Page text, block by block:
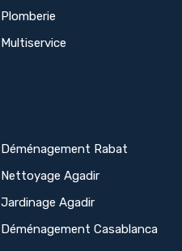
Plomberie
Multiservice
Déménagement Rabat
Nettoyage Agadir
Jardinage Agadir
Déménagement Casablanca